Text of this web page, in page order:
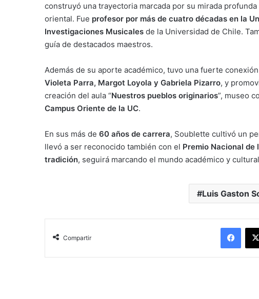
construyó una trayectoria marcada por su mirada
oriental. Fue profesor por más de cuatro décadas en la
Investigaciones Musicales de la Universidad de Chile.
guía de destacados maestros.
Además de su aporte académico, tuvo una fuerte
Violeta Parra, Margot Loyola y Gabriela Pizarro, y
creación del aula “Nuestros pueblos originarios”, museo
Campus Oriente de la UC.
En sus más de 60 años de carrera, Soublette cultivó un
llevó a ser reconocido también con el Premio Nacional de
tradición, seguirá marcando el mundo académico y
Luis Gaston
Compartir